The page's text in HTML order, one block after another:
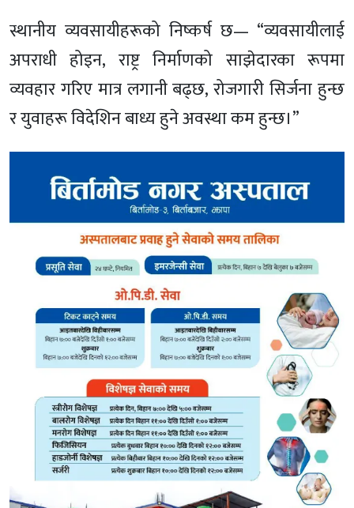
स्थानीय व्यवसायीहरूको निष्कर्ष छ— “व्यवसायीलाई
अपराधी होइन, राष्ट्र निर्माणको साझेदारका रूपमा
व्यवहार गरिए मात्र लगानी बढ्छ, रोजगारी सिर्जना हुन्छ
र युवाहरू विदेशिन बाध्य हुने अवस्था कम हुन्छ।”